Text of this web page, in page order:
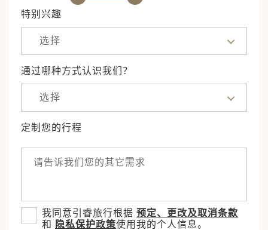
特别兴趣
选择
通过哪种方式认识我们？
选择
定制您的行程
我同意引睿旅行根据 预定、更改及取消条款
和
隐私保护政策使用我的个人信息。